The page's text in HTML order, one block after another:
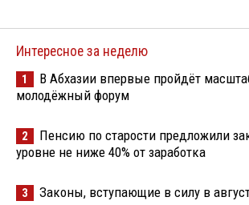
Интересное за неделю
1
В Абхазии впервые пройдёт
молодёжный форум
2
Пенсию по старости предложили
уровне не ниже 40% от заработка
3 Законы, вступающие в силу в